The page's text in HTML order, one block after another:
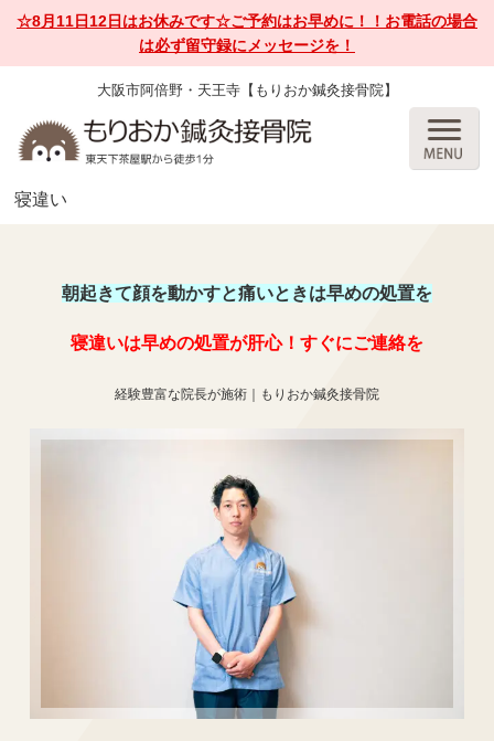
☆8月11日12日はお休みです☆ご予約はお早めに！！お電話の場合
は必ず留守録にメッセージを！
大阪市阿倍野・天王寺【もりおか鍼灸接骨院】
寝違い
朝起きて顔を動かすと痛いときは早めの処置を
寝違いは早めの処置が肝心！すぐにご連絡を
経験豊富な院長が施術｜もりおか鍼灸接骨院